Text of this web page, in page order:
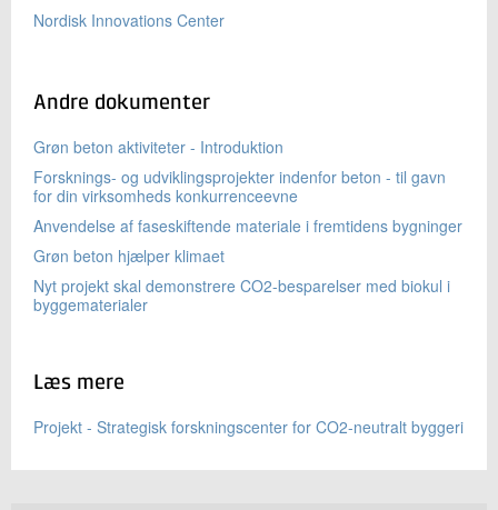
Skriv til mig
Send
Nordisk Innovations Center
Andre dokumenter
Grøn beton aktiviteter - Introduktion
Forsknings- og udviklingsprojekter indenfor beton - til gavn
for din virksomheds konkurrenceevne
Anvendelse af faseskiftende materiale i fremtidens bygninger
Grøn beton hjælper klimaet
Nyt projekt skal demonstrere CO2-besparelser med biokul i
byggematerialer
Læs mere
Projekt - Strategisk forskningscenter for CO2-neutralt byggeri